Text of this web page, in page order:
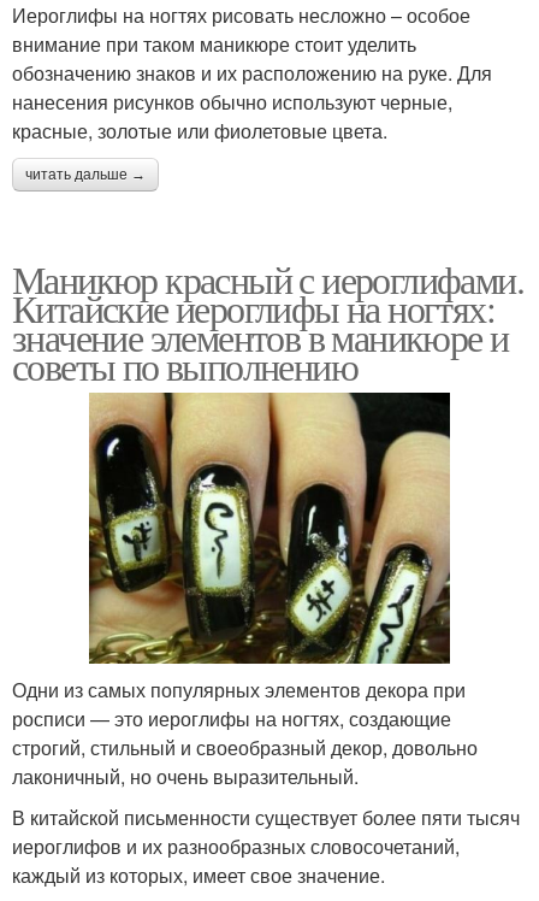
Иероглифы на ногтях рисовать несложно – особое
внимание при таком маникюре стоит уделить
обозначению знаков и их расположению на руке. Для
нанесения рисунков обычно используют черные,
красные, золотые или фиолетовые цвета.
читать дальше →
Маникюр красный с иероглифами.
Китайские иероглифы на ногтях:
значение элементов в маникюре и
советы по выполнению
Одни из самых популярных элементов декора при
росписи — это иероглифы на ногтях, создающие
строгий, стильный и своеобразный декор, довольно
лаконичный, но очень выразительный.
В китайской письменности существует более пяти тысяч
иероглифов и их разнообразных словосочетаний,
каждый из которых, имеет свое значение.